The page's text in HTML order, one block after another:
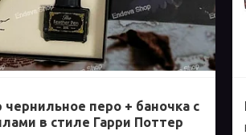
чернильное перо + баночка с
в стиле Гарри Поттер